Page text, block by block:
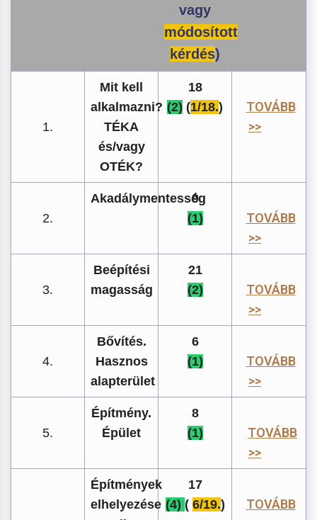
vagy
módosított
kérdés)
1.
Mit kell
alkalmazni?
TÉKA
és/vagy
OTÉK?
18
(2) (1/18.)
TOVÁBB
>>
2.
Akadálymentesség
9
(1)
TOVÁBB
>>
3.
Beépítési
magasság
21
(2)
TOVÁBB
>>
4.
Bővítés.
Hasznos
alapterület
6
(1)
TOVÁBB
>>
5.
Építmény.
Épület
8
(1)
TOVÁBB
>>
Építmények
elhelyezése
17
(4) ( 6/19.)
TOVÁBB